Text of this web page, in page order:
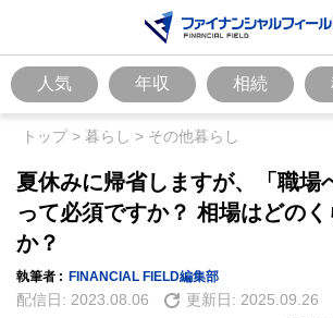
人気 年収 相続
トップ> 暮らし > その他暮らし
夏休みに帰省しますが、「職場
って必須ですか？ 相場はどのく
か？
執筆者 : FINANCIAL FIELD編集部
配信日: 2023.08.06 更新日: 2025.09.26